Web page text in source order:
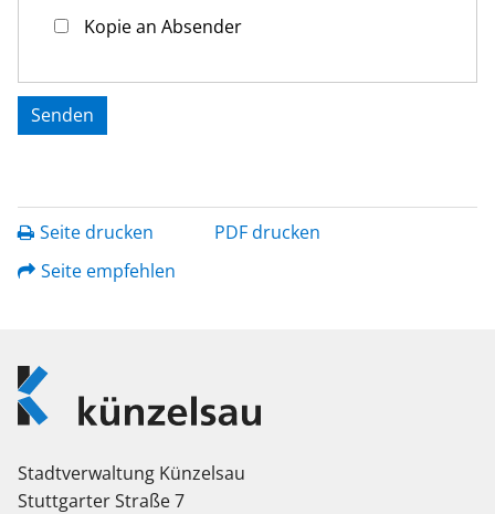
Kopie an Absender
Seite drucken
PDF drucken
Seite empfehlen
Logo
Künzelsau
Stadtverwaltung Künzelsau
Stuttgarter Straße 7